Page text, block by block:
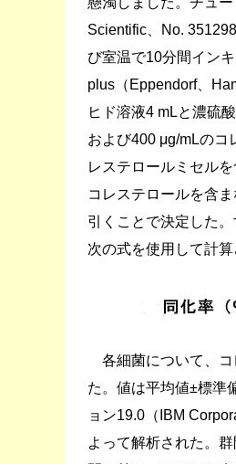
Scientific、No.
び室温で10分間イン
plus（Eppendorf、
ヒド溶液4 mLと濃硫
および400 μg/mLのコ
レステロールミセル
コレステロールを含
引くことで決定した
次の式を使用して計
各細菌について、コ
た。値は平均値±標準
ョン19.0（IBM
よって解析された。